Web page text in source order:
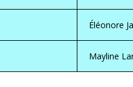
Éléonore
Mayline